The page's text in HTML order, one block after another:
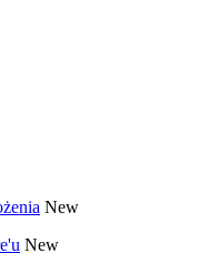
New
New